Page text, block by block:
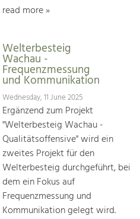
read more »
Welterbesteig
Wachau -
Frequenzmessung
und Kommunikation
Wednesday, 11 June 2025
Ergänzend zum Projekt
"Welterbesteig Wachau -
Qualitätsoffensive" wird ein
zweites Projekt für den
Welterbesteig durchgeführt, bei
dem ein Fokus auf
Frequenzmessung und
Kommunikation gelegt wird.